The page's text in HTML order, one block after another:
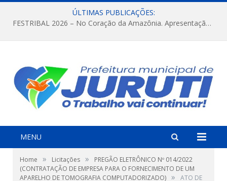
ÚLTIMAS PUBLICAÇÕES:
FESTRIBAL 2026 – No Coração da Amazônia. Apresentação da Munduruku.
MENU
Home » Licitações »
PREGÃO ELETRÔNICO Nº 014/2022
(CONTRATAÇÃO DE EMPRESA PARA O FORNECIMENTO DE UM
APARELHO DE TOMOGRAFIA COMPUTADORIZADO) »
ATO DE